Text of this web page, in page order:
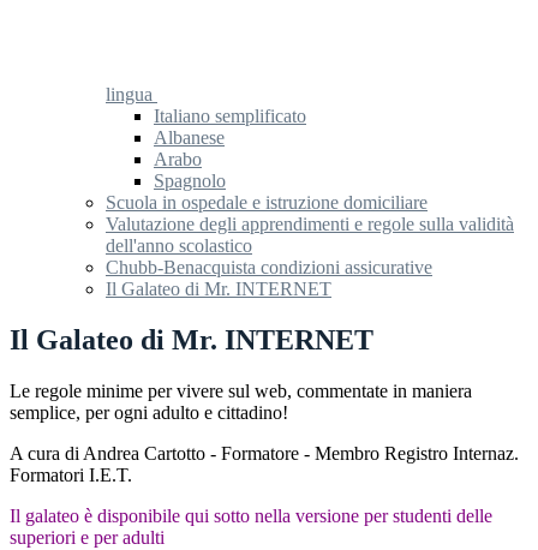
lingua
Italiano semplificato
Albanese
Arabo
Spagnolo
Scuola in ospedale e istruzione domiciliare
Valutazione degli apprendimenti e regole sulla validità
dell'anno scolastico
Chubb-Benacquista condizioni assicurative
Il Galateo di Mr. INTERNET
Il Galateo di Mr. INTERNET
Le regole minime per vivere sul web, commentate in maniera
semplice, per ogni adulto e cittadino!
A cura di Andrea Cartotto - Formatore - Membro Registro Internaz.
Formatori I.E.T.
Il galateo è disponibile qui sotto nella versione per studenti delle
superiori e per adulti